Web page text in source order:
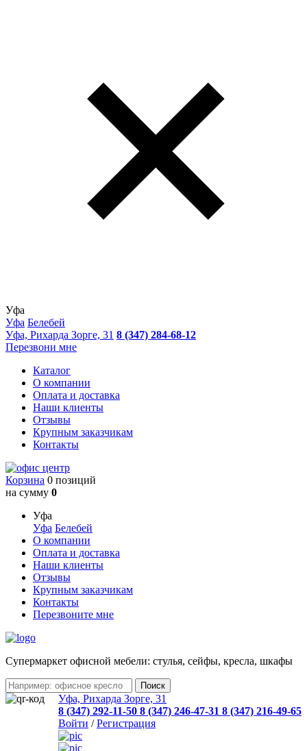
Уфа
Уфа Белебей
Уфа, Рихарда Зорге, 31 8 (347) 284-68-12
Перезвони мне
Каталог
О компании
Оплата и доставка
Наши клиенты
Отзывы
Крупным заказчикам
Контакты
Корзина 0 позиций
на сумму 0
Уфа
Уфа Белебей
О компании
Оплата и доставка
Наши клиенты
Отзывы
Крупным заказчикам
Контакты
Перезвоните мне
Cупермаркет офисной мебели: стулья, сейфы, кресла, шкафы
Уфа, Рихарда Зорге, 31
8 (347) 292-11-50 8 (347) 246-47-31 8 (347) 216-49-65
Войти /Регистрация